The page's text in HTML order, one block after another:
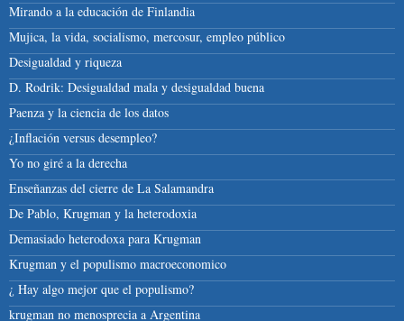
Mirando a la educación de Finlandia
Mujica, la vida, socialismo, mercosur, empleo público
Desigualdad y riqueza
D. Rodrik: Desigualdad mala y desigualdad buena
Paenza y la ciencia de los datos
¿Inflación versus desempleo?
Yo no giré a la derecha
Enseñanzas del cierre de La Salamandra
De Pablo, Krugman y la heterodoxia
Demasiado heterodoxa para Krugman
Krugman y el populismo macroeconomico
¿ Hay algo mejor que el populismo?
krugman no menosprecia a Argentina